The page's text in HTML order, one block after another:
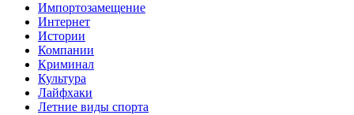
Импортозамещение
Интернет
Истории
Компании
Криминал
Культура
Лайфхаки
Летние виды спорта